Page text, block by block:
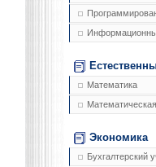
Математика
Экономика
Бухгалтерский